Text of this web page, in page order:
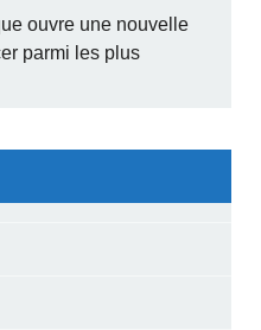
ouvre une nouvelle
parmi les plus